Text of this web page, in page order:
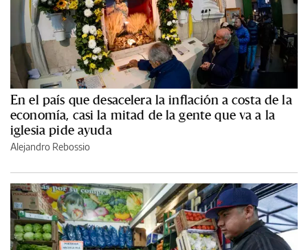
En el país que desacelera la inflación a costa de la
economía, casi la mitad de la gente que va a la
iglesia pide ayuda
Alejandro Rebossio